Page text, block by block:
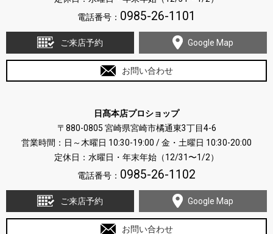
電話番号： 0985-26-1101
ご来店予約 Google Map
お問い合わせ
日髙本店プロショップ
〒880-0805 宮崎県宮崎市橘通東3丁目4-6
営業時間：日～木曜日 10:30-19:00 / 金・土曜日 10:30-20:00
定休日：水曜日・年末年始（12/31〜1/2）
電話番号： 0985-26-1102
ご来店予約 Google Map
お問い合わせ